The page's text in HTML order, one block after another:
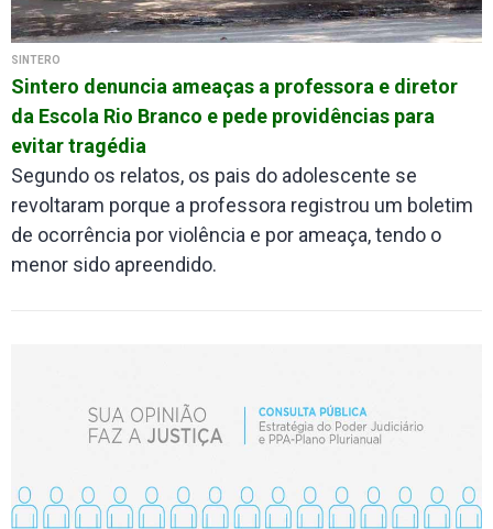
SINTERO
Sintero denuncia ameaças a professora e diretor
da Escola Rio Branco e pede providências para
evitar tragédia
Segundo os relatos, os pais do adolescente se
revoltaram porque a professora registrou um boletim
de ocorrência por violência e por ameaça, tendo o
menor sido apreendido.